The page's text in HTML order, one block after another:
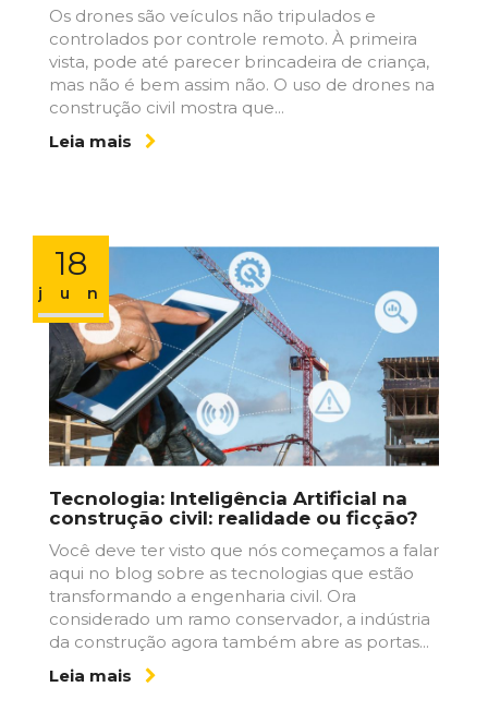
Os drones são veículos não tripulados e
controlados por controle remoto. À primeira
vista, pode até parecer brincadeira de criança,
mas não é bem assim não. O uso de drones na
construção civil mostra que...
Leia mais
18
jun
Tecnologia: Inteligência Artificial na
construção civil: realidade ou ficção?
Você deve ter visto que nós começamos a falar
aqui no blog sobre as tecnologias que estão
transformando a engenharia civil. Ora
considerado um ramo conservador, a indústria
da construção agora também abre as portas...
Leia mais